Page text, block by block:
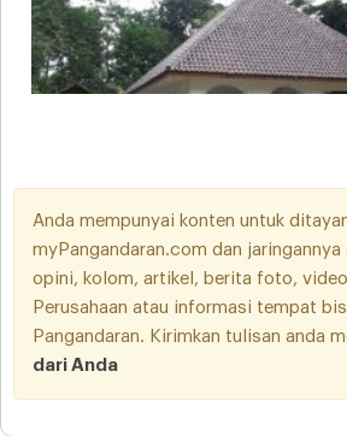
Anda mempunyai konten untuk
myPangandaran.com dan
opini, kolom, artikel, berita foto,
Perusahaan atau informasi tempat
Pangandaran. Kirimkan tulisan anda
dari Anda